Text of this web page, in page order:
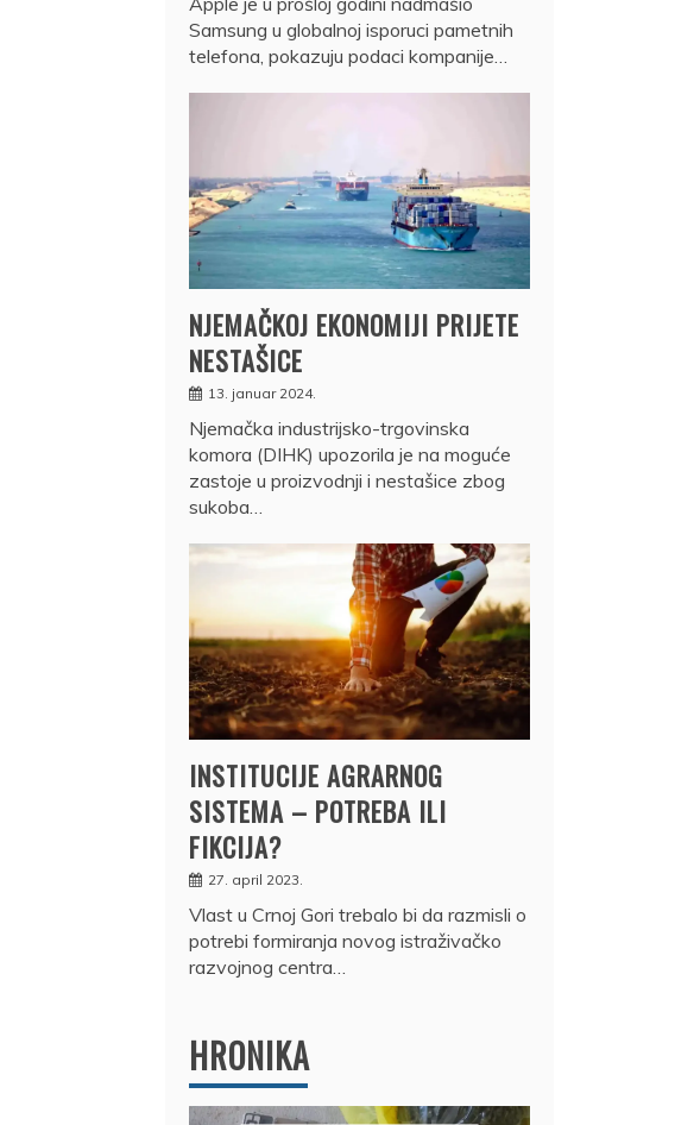
Samsung u globalnoj isporuci pametnih
telefona, pokazuju podaci kompanije…
NJEMAČKOJ EKONOMIJI PRIJETE
NESTAŠICE
13. januar 2024.
Njemačka industrijsko-trgovinska
komora (DIHK) upozorila je na moguće
zastoje u proizvodnji i nestašice zbog
sukoba…
INSTITUCIJE AGRARNOG
SISTEMA – POTREBA ILI
FIKCIJA?
27. april 2023.
Vlast u Crnoj Gori trebalo bi da razmisli o
potrebi formiranja novog istraživačko
razvojnog centra…
HRONIKA